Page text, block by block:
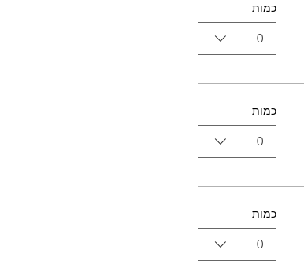
כמות
0
כמות
0
כמות
0